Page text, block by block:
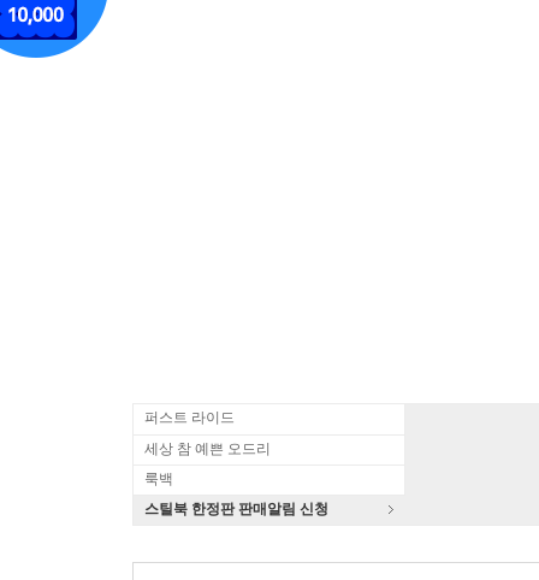
퍼스트 라이드
세상 참 예쁜 오드리
룩백
스틸북 한정판 판매알림 신청